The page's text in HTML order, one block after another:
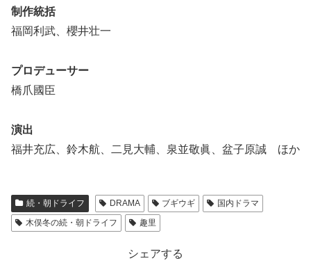
制作統括
福岡利武、櫻井壮一
プロデューサー
橋爪國臣
演出
福井充広、鈴木航、二見大輔、泉並敬眞、盆子原誠 ほか
続・朝ドライフ DRAMA ブギウギ
国内ドラマ
木俣冬の続・朝ドライフ
趣里
シェアする